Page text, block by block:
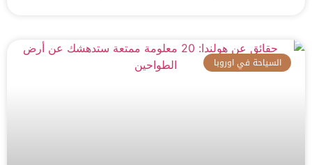
السياحة في اوروبا